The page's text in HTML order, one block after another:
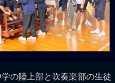
の陸上部と吹奏楽部の生徒